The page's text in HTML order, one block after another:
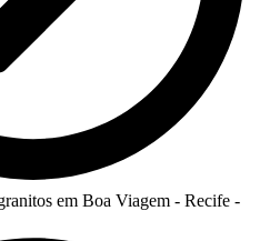
em Boa Viagem - Recife -